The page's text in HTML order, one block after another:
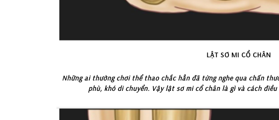
LẬT SƠ MI CỔ CHÂN
Những ai thường chơi thể thao chắc hẳn đã từng nghe qua chấn
phù, khó di chuyển. Vậy lật sơ mi cổ chân là gì và cách